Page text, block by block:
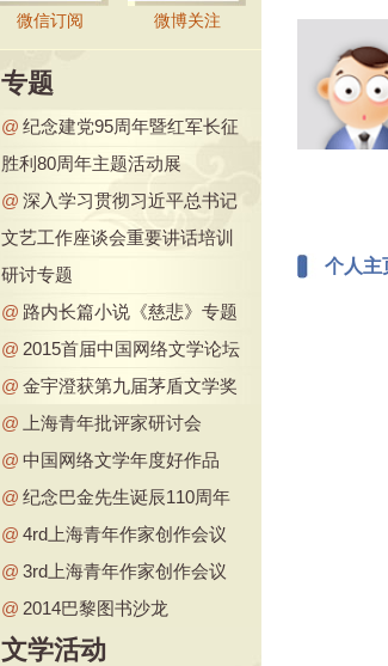
微信订阅 微博关注
专题
@ 纪念建党95周年暨红军长征
胜利80周年主题活动展
@ 深入学习贯彻习近平总书记
文艺工作座谈会重要讲话培训
研讨专题
@ 路内长篇小说《慈悲》专题
@ 2015首届中国网络文学论坛
@ 金宇澄获第九届茅盾文学奖
@
上海青年批评家研讨会
@ 中国网络文学年度好作品
@ 纪念巴金先生诞辰110周年
@ 4rd上海青年作家创作会议
@ 3rd上海青年作家创作会议
@ 2014巴黎图书沙龙
文学活动
个人主